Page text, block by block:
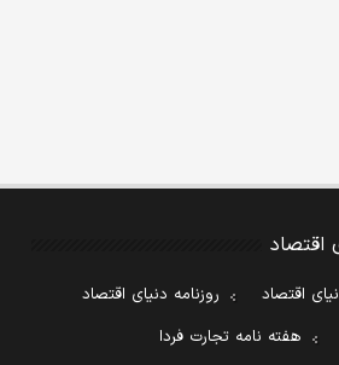
اقتصاد
اقتصاد
روزنامه دنیای اقتصاد
هفته نامه تجارت فردا